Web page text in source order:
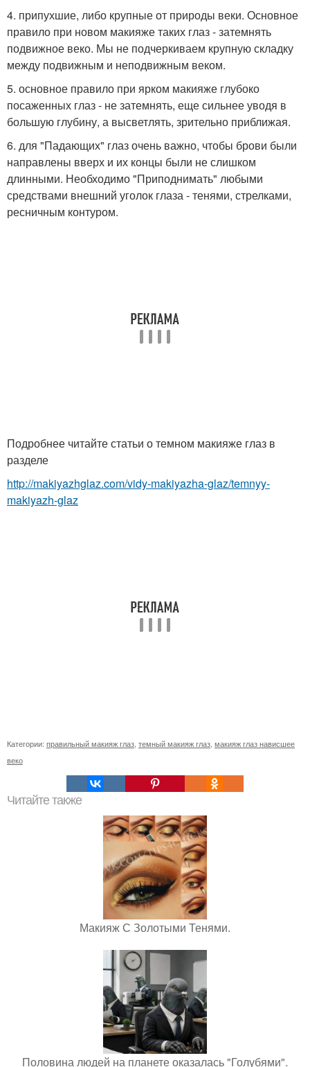
4. припухшие, либо крупные от природы веки. Основное
правило при новом макияже таких глаз - затемнять
подвижное веко. Мы не подчеркиваем крупную складку
между подвижным и неподвижным веком.
5. основное правило при ярком макияже глубоко
посаженных глаз - не затемнять, еще сильнее уводя в
большую глубину, а высветлять, зрительно приближая.
6. для "Падающих" глаз очень важно, чтобы брови были
направлены вверх и их концы были не слишком
длинными. Необходимо "Приподнимать" любыми
средствами внешний уголок глаза - тенями, стрелками,
ресничным контуром.
Подробнее читайте статьи о темном макияже глаз в
разделе
http://makiyazhglaz.com/vidy-makiyazha-glaz/temnyy-
makiyazh-glaz
Категории: правильный макияж глаз темный макияж глаз макияж глаз нависшее
веко
Читайте также
Макияж С Золотыми Тенями.
Половина людей на планете оказалась "Голубями".